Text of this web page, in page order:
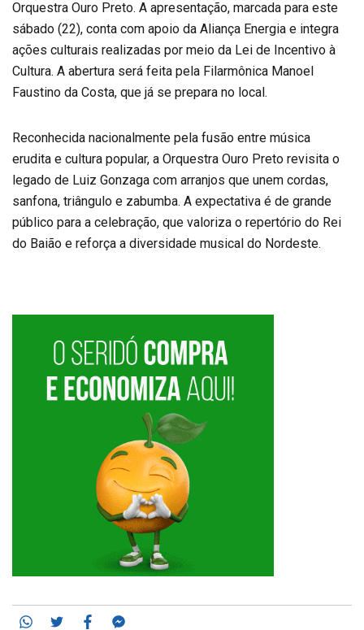
Orquestra Ouro Preto. A apresentação, marcada para este
sábado (22), conta com apoio da Aliança Energia e integra
ações culturais realizadas por meio da Lei de Incentivo à
Cultura. A abertura será feita pela Filarmônica Manoel
Faustino da Costa, que já se prepara no local.
Reconhecida nacionalmente pela fusão entre música
erudita e cultura popular, a Orquestra Ouro Preto revisita o
legado de Luiz Gonzaga com arranjos que unem cordas,
sanfona, triângulo e zabumba. A expectativa é de grande
público para a celebração, que valoriza o repertório do Rei
do Baião e reforça a diversidade musical do Nordeste.
Whatsapp
TwitterFacebook